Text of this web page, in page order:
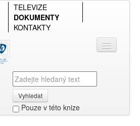
TELEVIZE
DOKUMENTY
KONTAKTY
Vyhledat
Pouze v této knize